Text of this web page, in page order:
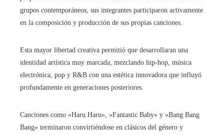
grupos contemporáneos, sus integrantes participaron activamente
en la composición y producción de sus propias canciones.
Esta mayor libertad creativa permitió que desarrollaran una
identidad artística muy marcada, mezclando hip-hop, música
electrónica, pop y R&B con una estética innovadora que influyó
profundamente en generaciones posteriores.
Canciones como «Haru Haru», «Fantastic Baby» y «Bang Bang
Bang» terminaron convirtiéndose en clásicos del género y